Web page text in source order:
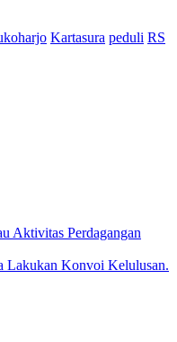
Kartasura peduli RS
Aktivitas Perdagangan
Lakukan Konvoi Kelulusan.